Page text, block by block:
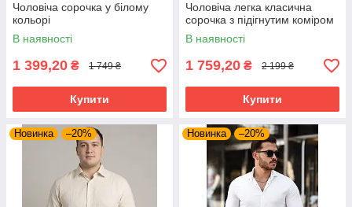
Чоловіча сорочка у білому
кольорі
В наявності
1 399,20 ₴ 1 749 ₴
Купити
Чоловіча легка класична
сорочка з підігнутим коміром
В наявності
1 759,20 ₴ 2 199 ₴
Купити
Новинка –20% Новинка –20%